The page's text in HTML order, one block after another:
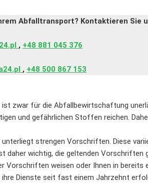
Abfalltransport? Kontaktieren Sie
, +48 881 045 376
, +48 500 867 153
zwar für die Abfallbewirtschaftung
und gefährlichen Stoffen reichen.
strengen Vorschriften. Diese
daher wichtig, die geltenden Vorschriften
Vorschriften weisen oder Ihnen in
ihre Dienste seit fast einem Jahrzehnt